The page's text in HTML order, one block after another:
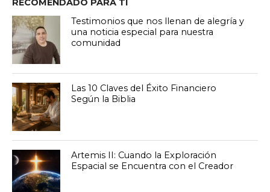
RECOMENDADO PARA TI
Testimonios que nos llenan de alegría y
una noticia especial para nuestra
comunidad
Las 10 Claves del Éxito Financiero
Según la Biblia
Artemis II: Cuando la Exploración
Espacial se Encuentra con el Creador